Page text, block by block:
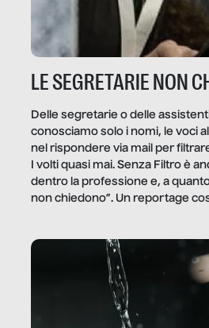
LE SEGRETARIE NON
Delle segretarie o delle
conosciamo solo i nomi, le voci
nel rispondere via mail per
I volti quasi mai. Senza Filtro è
dentro la professione e, a
non chiedono”. Un reportage